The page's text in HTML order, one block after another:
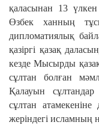
қаласынан 13
Өзбек ханның
дипломатия­лық
қазіргі қазақ
кез­де Мысыр­ды
сұлтан болған
Қалауын сұлтандар
сұлтан атаме­кеніне
жеріндегі исламның